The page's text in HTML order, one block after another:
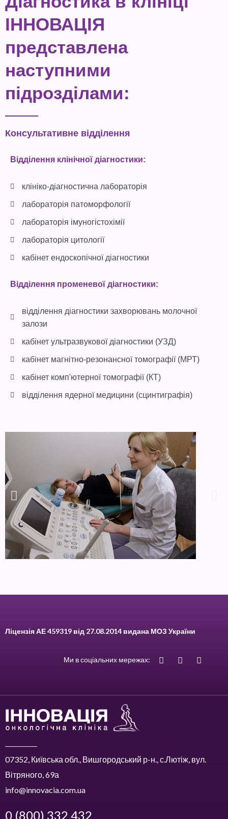
ІННОВАЦІЯ
представлена
наступними
підрозділами:
Консультативне відділення
Відділення клінічної діагностики:
клініко-діагностична лабораторія
лабораторія патоморфології
лабораторія імуногістохімії
лабораторія цитології
кабінет ендоскопічної діагностики
Відділення променевої діагностики:
відділення діагностики захворювань молочної
залози
кабінет ультразвукової діагностики (УЗД)
кабінет магнітно-резонансної томографії (МРТ)
кабінет комп'ютерної томографії (КТ)
відділення ядерної медицини (сцинтиграфія)
Ліцензія АЕ 459319 від 27.08.2014 видана МОЗ України
Ми в соціальних мережах:
07352, Київська обл., Вишгородський р-н., с.Лютіж, вул.
Вітряного, 69а
info@innovacia.com.ua
0 (800) 332 432